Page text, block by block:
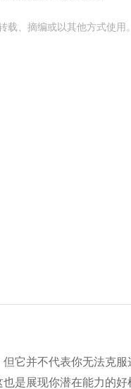
载、摘编或以其他方式使用。
它并不代表你无法克
是展现你潜在能力的好